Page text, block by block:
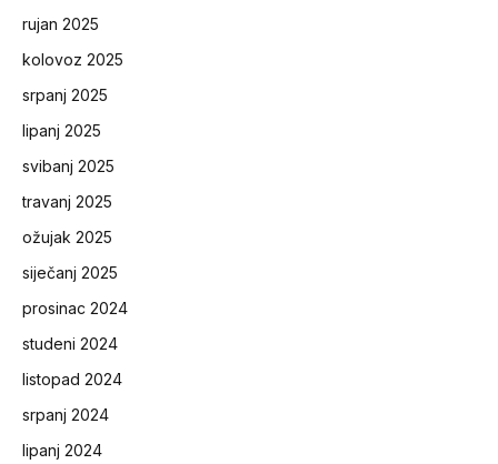
rujan 2025
kolovoz 2025
srpanj 2025
lipanj 2025
svibanj 2025
travanj 2025
ožujak 2025
siječanj 2025
prosinac 2024
studeni 2024
listopad 2024
srpanj 2024
lipanj 2024